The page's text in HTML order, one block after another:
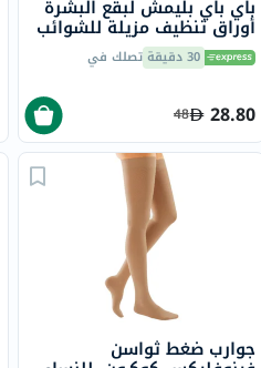
باي باي بليمش لبقع البشرة
أوراق تنظيف مزيلة للشوائب
50 ورقة 30 دقيقة تصلك في
28.80
48
جوارب ضغط ثواسن